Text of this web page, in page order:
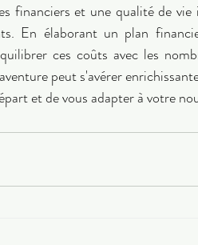
financiers et une qualité de vie
En élaborant un plan
ces coûts avec les
peut s'avérer
et de vous adapter à votre